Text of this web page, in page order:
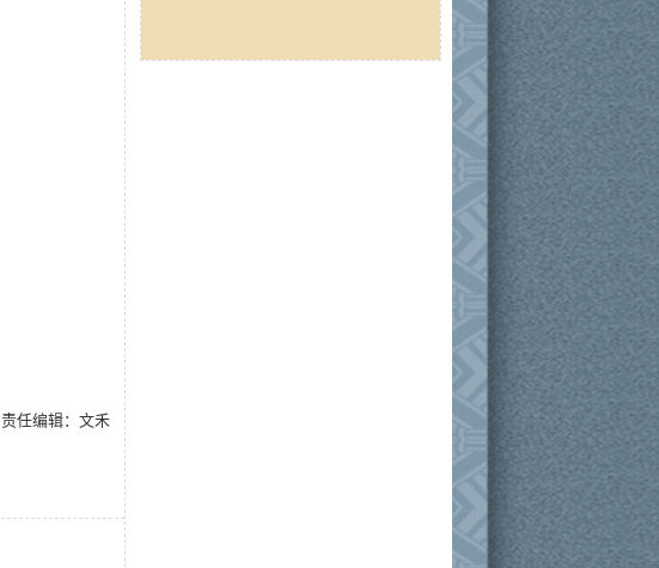
责任编辑：文禾